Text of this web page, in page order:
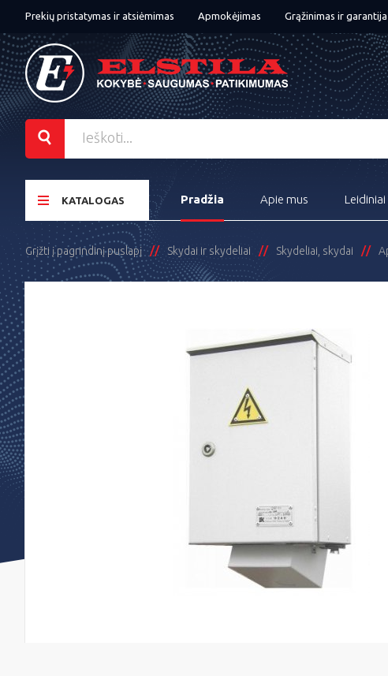
Prekių pristatymas ir atsiėmimas Apmokėjimas Grąžinimas ir garantija
KATALOGAS Pradžia Apie mus Leidiniai
Grįžti į pagrindinį puslapį Skydai ir skydeliai Skydeliai, skydai